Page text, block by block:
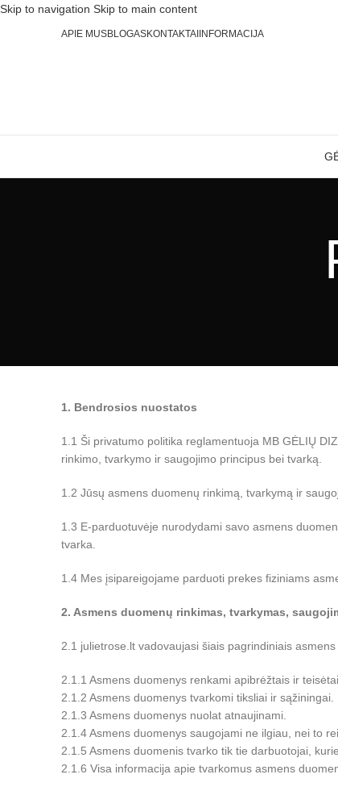
Skip to navigation Skip to main content
APIE MUSBLOGASKONTAKTAI INFORMACIJA
1. Bendrosios nuostatos
1.1 Ši privatumo politika reglamentuoja MB GĖLIŲ
rinkimo, tvarkymo ir saugojimo principus bei tvarką.
1.2 Jūsų asmens duomenų rinkimą, tvarkymą ir
1.3 E-parduotuvėje nurodydami savo asmens
tvarka.
1.4 Mes įsipareigojame parduoti prekes fiziniams
2. Asmens duomenų rinkimas, tvarkymas,
2.1 julietrose.lt vadovaujasi šiais pagrindiniais
2.1.1 Asmens duomenys renkami apibrėžtais ir
2.1.2 Asmens duomenys tvarkomi tiksliai ir sąžiningai.
2.1.3 Asmens duomenys nuolat atnaujinami.
2.1.4 Asmens duomenys saugojami ne ilgiau, nei to
2.1.5 Asmens duomenis tvarko tik tie darbuotojai,
2.1.6 Visa informacija apie tvarkomus asmens